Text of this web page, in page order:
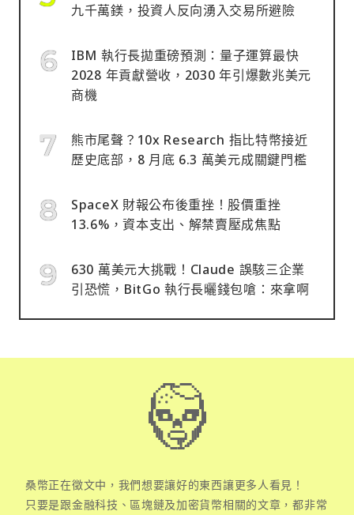
九千萬鎂，投資人反向湧入交易所避險
IBM 執行長拋重磅預測：量子運算最快
2028 年貢獻營收，2030 年引爆數兆美元
商機
熊市尾聲？10x Research 指比特幣接近
歷史底部，8 月底 6.3 萬美元成關鍵門檻
SpaceX 財報公布後重挫！股價重挫
13.6%，資本支出、解禁賣壓成焦點
630 萬美元大挑戰！Claude 誤駭三企業
引恐慌，BitGo 執行長曬錢包嗆：來拿啊
桑幣正在徵文中，我們想要讓好的東西讓更多人看見！
只要是跟金融科技、區塊鏈及加密貨幣相關的文章，都非常